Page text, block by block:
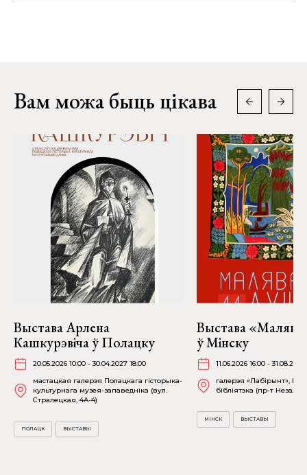
Вам можа быць цікава
Выстава Арлена
Кашкурэвіча ў Полацку
20.05.2026 10:00 - 30.04.2027 18:00
мастацкая галерэя Полацкага гісторыка-
культурнага музея-запаведніка (вул.
Стралецкая, 4A-4)
ПОЛАЦК ВЫСТАВЫ
Выстава
ў Мінску
11.06.2026 16:00 - 31.08.2026
галерэя «Лабірынт»,
бібліятэка (пр-т
МІНСК ВЫСТАВЫ